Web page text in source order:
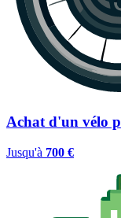
Achat d'un vélo
Jusqu'à 700 €